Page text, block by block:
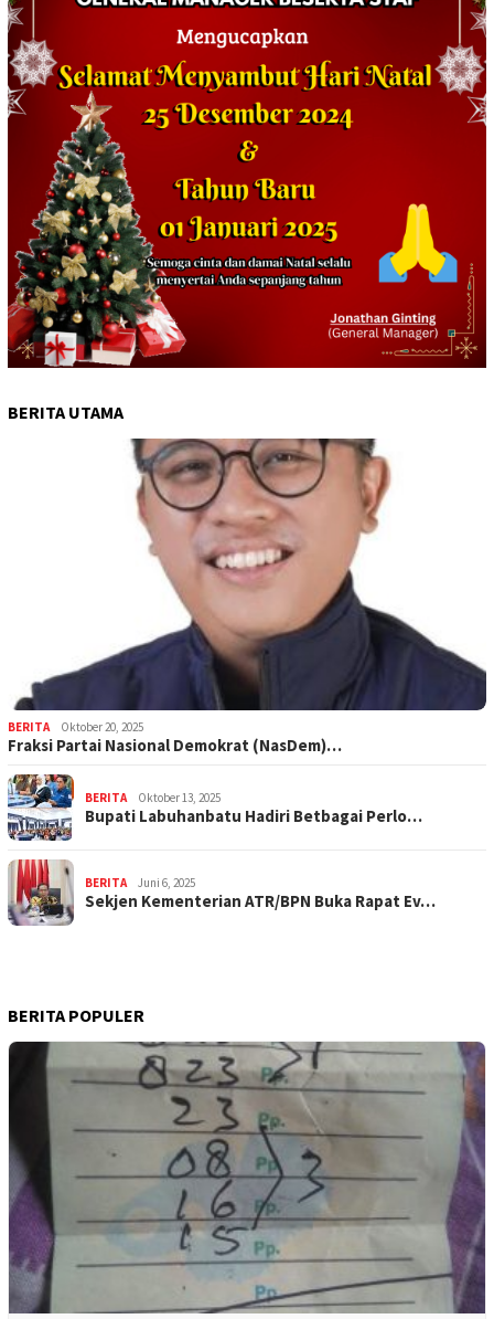
BERITA UTAMA
BERITA Oktober 20, 2025
Fraksi Partai Nasional Demokrat (NasDem)…
BERITA Oktober 13, 2025
Bupati Labuhanbatu Hadiri Betbagai Perlo…
BERITA Juni 6, 2025
Sekjen Kementerian ATR/BPN Buka Rapat Ev…
BERITA POPULER